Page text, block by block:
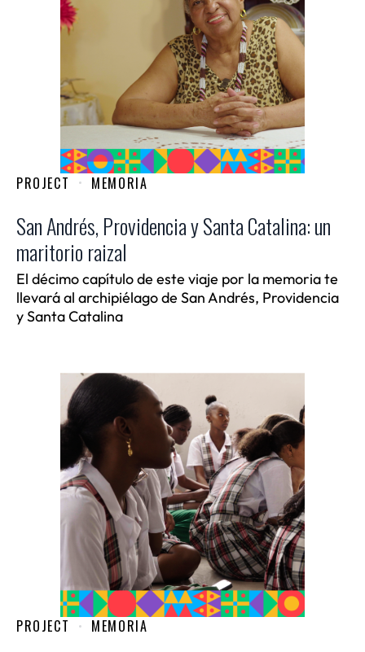
PROJECT MEMORIA
San Andrés, Providencia y Santa Catalina: un
maritorio raizal
El décimo capítulo de este viaje por la memoria te
llevará al archipiélago de San Andrés, Providencia
y Santa Catalina
PROJECT MEMORIA